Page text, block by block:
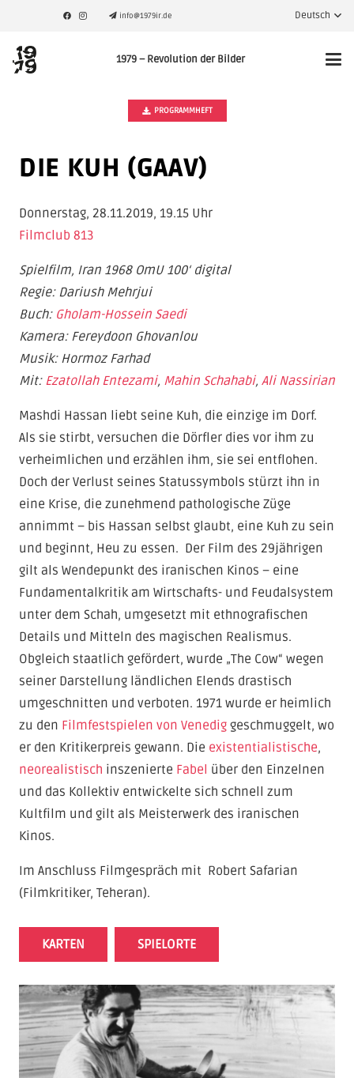
info@1979ir.de Deutsch
1979 – Revolution der Bilder
PROGRAMMHEFT
DIE KUH (GAAV)
Donnerstag, 28.11.2019, 19.15 Uhr
Filmclub 813
Spielfilm, Iran 1968 OmU 100‘ digital
Regie: Dariush Mehrjui
Buch: Gholam-Hossein Saedi
Kamera: Fereydoon Ghovanlou
Musik: Hormoz Farhad
Mit: Ezatollah Entezami, Mahin Schahabi, Ali Nassirian
Mashdi Hassan liebt seine Kuh, die einzige im Dorf.
Als sie stirbt, versuchen die Dörfler dies vor ihm zu
verheimlichen und erzählen ihm, sie sei entflohen.
Doch der Verlust seines Statussymbols stürzt ihn in
eine Krise, die zunehmend pathologische Züge
annimmt – bis Hassan selbst glaubt, eine Kuh zu sein
und beginnt, Heu zu essen. Der Film des 29jährigen
gilt als Wendepunkt des iranischen Kinos – eine
Fundamentalkritik am Wirtschafts- und Feudalsystem
unter dem Schah, umgesetzt mit ethnografischen
Details und Mitteln des magischen Realismus.
Obgleich staatlich gefördert, wurde „The Cow“ wegen
seiner Darstellung ländlichen Elends drastisch
umgeschnitten und verboten. 1971 wurde er heimlich
zu den Filmfestspielen von Venedig geschmuggelt, wo
er den Kritikerpreis gewann. Die existentialistische,
neorealistisch inszenierte Fabel über den Einzelnen
und das Kollektiv entwickelte sich schnell zum
Kultfilm und gilt als Meisterwerk des iranischen
Kinos.
Im Anschluss Filmgespräch mit Robert Safarian
(Filmkritiker, Teheran).
KARTEN SPIELORTE